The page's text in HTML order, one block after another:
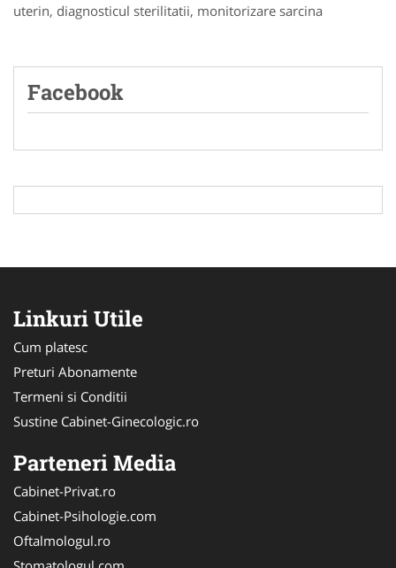
uterin, diagnosticul sterilitatii, monitorizare sarcina
Facebook
Linkuri Utile
Cum platesc
Preturi Abonamente
Termeni si Conditii
Sustine Cabinet-Ginecologic.ro
Parteneri Media
Cabinet-Privat.ro
Cabinet-Psihologie.com
Oftalmologul.ro